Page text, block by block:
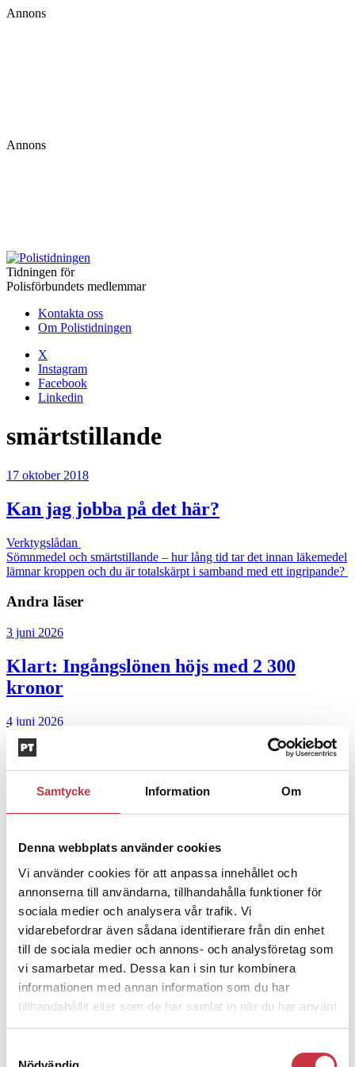
Samtycke Information Om
Denna webbplats använder cookies
Vi använder cookies för att anpassa innehållet och
annonserna till användarna, tillhandahålla funktioner för
sociala medier och analysera vår trafik. Vi
vidarebefordrar även sådana identifierare från din enhet
till de sociala medier och annons- och analysföretag som
vi samarbetar med. Dessa kan i sin tur kombinera
informationen med annan information som du har
tillhandahållit eller som de har samlat in när du har använt
deras tjänster.
Annons
Annons
Tidningen för
Polisförbundets medlemmar
Kontakta oss
Om Polistidningen
X
Instagram
Facebook
Linkedin
smärtstillande
17 oktober 2018
Kan jag jobba på det här?
Verktygslådan
Sömnmedel och smärtstillande – hur lång tid tar det innan läkemedel
lämnar kroppen och du är totalskärpt i samband med ett ingripande?
Andra läser
3 juni 2026
Klart: Ingångslönen höjs med 2 300
kronor
4 juni 2026
Insändare:
polisaspiranter underkänns på
godtyckliga grunder
Jens Mårtensson:
Snart 20 år i tjänst – nu
ska han lära sig grunderna
Polisregionen erkänner fel: ”Kommer att
rättas till”
Mobilannons